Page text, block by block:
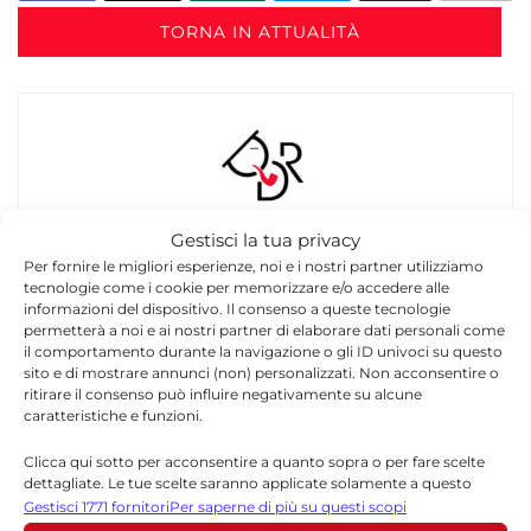
Gestisci la tua privacy
Per fornire le migliori esperienze, noi e i nostri partner utilizziamo
tecnologie come i cookie per memorizzare e/o accedere alle
informazioni del dispositivo. Il consenso a queste tecnologie
permetterà a noi e ai nostri partner di elaborare dati personali come
il comportamento durante la navigazione o gli ID univoci su questo
sito e di mostrare annunci (non) personalizzati. Non acconsentire o
ritirare il consenso può influire negativamente su alcune
caratteristiche e funzioni.
Clicca qui sotto per acconsentire a quanto sopra o per fare scelte
dettagliate. Le tue scelte saranno applicate solamente a questo
sito. È possibile modificare le impostazioni in qualsiasi momento,
compreso il ritiro del consenso, utilizzando i pulsanti della Cookie
Gestisci 1771 fornitoriPer saperne di più su questi scopi
TORNA IN ATTUALITÀ
Redazione
La redazione di Quotidianodiragusa.it è composta
da giornalisti, collaboratori e professionisti
dell’informazione che ogni giorno lavorano per
offrire notizie, approfondimenti e contenuti
accurati dedicati alla Sicilia, all’attualità, alla
politica, alla cronaca, alla cultura e allo sport. Un
qualità, tempestività e affidabilità.